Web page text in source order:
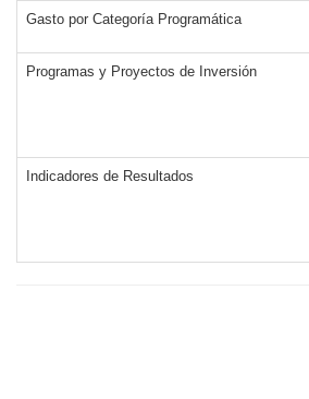
Gasto por Categoría Programática
Programas y Proyectos de Inversión
Indicadores de Resultados